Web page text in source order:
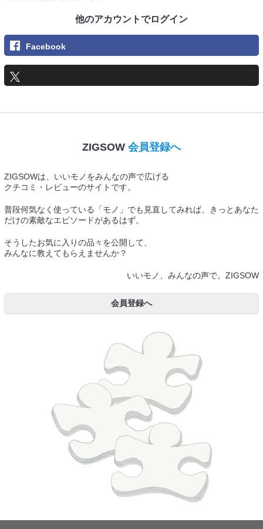
他のアカウントでログイン
Facebook
ZIGSOW 会員登録へ
ZIGSOWは、いいモノをみんなの声で広げる
クチコミ・レビューのサイトです。
普段何気なく使っている「モノ」でも見直してみれば、きっとあなた
だけの素敵なエピソードがあるはず。
そうしたお気に入りの品々を公開して、
みんなに教えてもらえませんか？
いいモノ、みんなの声で。ZIGSOW
会員登録へ